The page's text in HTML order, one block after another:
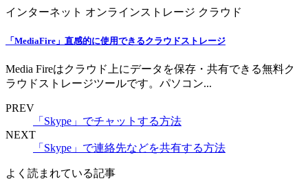
インターネット オンラインストレージ クラウド
「MediaFire」直感的に使用できるクラウドストレージ
Media Fireはクラウド上にデータを保存・共有できる無料ク
ラウドストレージツールです。パソコン...
PREV
「Skype」でチャットする方法
NEXT
「Skype」で連絡先などを共有する方法
よく読まれている記事